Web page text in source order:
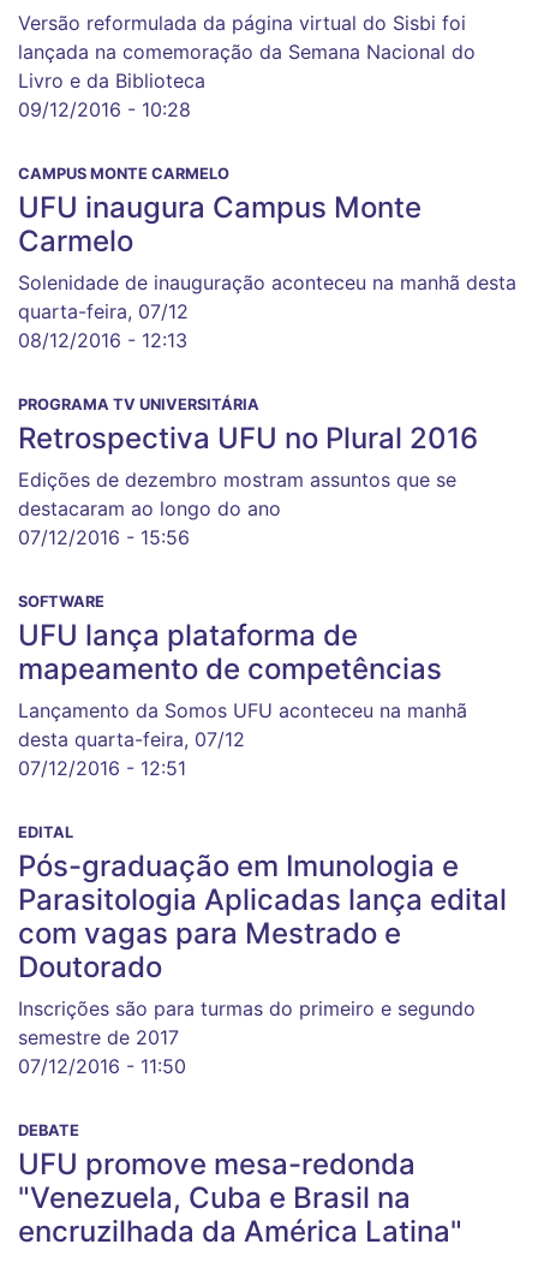
Versão reformulada da página virtual do Sisbi foi
lançada na comemoração da Semana Nacional do
Livro e da Biblioteca
09/12/2016 - 10:28
CAMPUS MONTE CARMELO
UFU inaugura Campus Monte
Carmelo
Solenidade de inauguração aconteceu na manhã desta
quarta-feira, 07/12
08/12/2016 - 12:13
PROGRAMA TV UNIVERSITÁRIA
Retrospectiva UFU no Plural 2016
Edições de dezembro mostram assuntos que se
destacaram ao longo do ano
07/12/2016 - 15:56
SOFTWARE
UFU lança plataforma de
mapeamento de competências
Lançamento da Somos UFU aconteceu na manhã
desta quarta-feira, 07/12
07/12/2016 - 12:51
EDITAL
Pós-graduação em Imunologia e
Parasitologia Aplicadas lança edital
com vagas para Mestrado e
Doutorado
Inscrições são para turmas do primeiro e segundo
semestre de 2017
07/12/2016 - 11:50
DEBATE
UFU promove mesa-redonda
"Venezuela, Cuba e Brasil na
encruzilhada da América Latina"